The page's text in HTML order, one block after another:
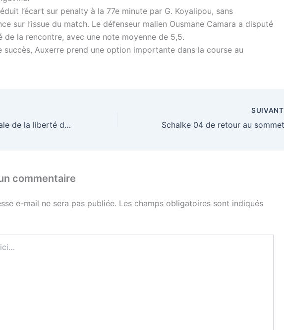
l’écart sur penalty à la 77e minute par G. Koyalipou, sans
sur l’issue du match. Le défenseur malien Ousmane Camara a disputé
de la rencontre, avec une note moyenne de 5,5.
succès, Auxerre prend une option importante dans la course au
Journée mondiale de la liberté de la presse : InstantSport réaffirme son engagement pour une information libre et responsable
SUIVANT
commentaire
e-mail ne sera pas publiée. Les champs obligatoires sont indiqués